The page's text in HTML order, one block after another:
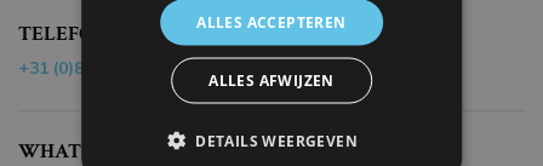
TELEFOON
+31 (0)85 - 40 19 218
WHATSAPP
ALLES ACCEPTEREN
ALLES AFWIJZEN
DETAILS WEERGEVEN